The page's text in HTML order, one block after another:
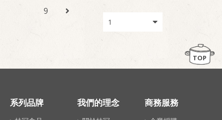
9
TOP
系列品牌 我們的理念 商務服務